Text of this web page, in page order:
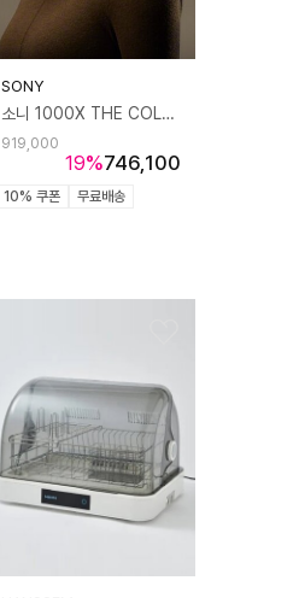
SONY
소니 1000X THE COLLEXION 노이즈 캔슬링 헤드폰
19%
919,000
746,100
10% 쿠폰 무료배송